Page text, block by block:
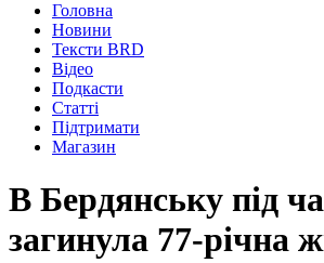
Головна
Новини
Тексти BRD
Відео
Подкасти
Статті
Підтримати
Магазин
В Бердянську під
загинула 77-річна